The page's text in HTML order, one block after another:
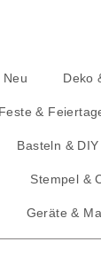
Neu Deko
Feste &
Basteln & DIY
Stempel &
Geräte &